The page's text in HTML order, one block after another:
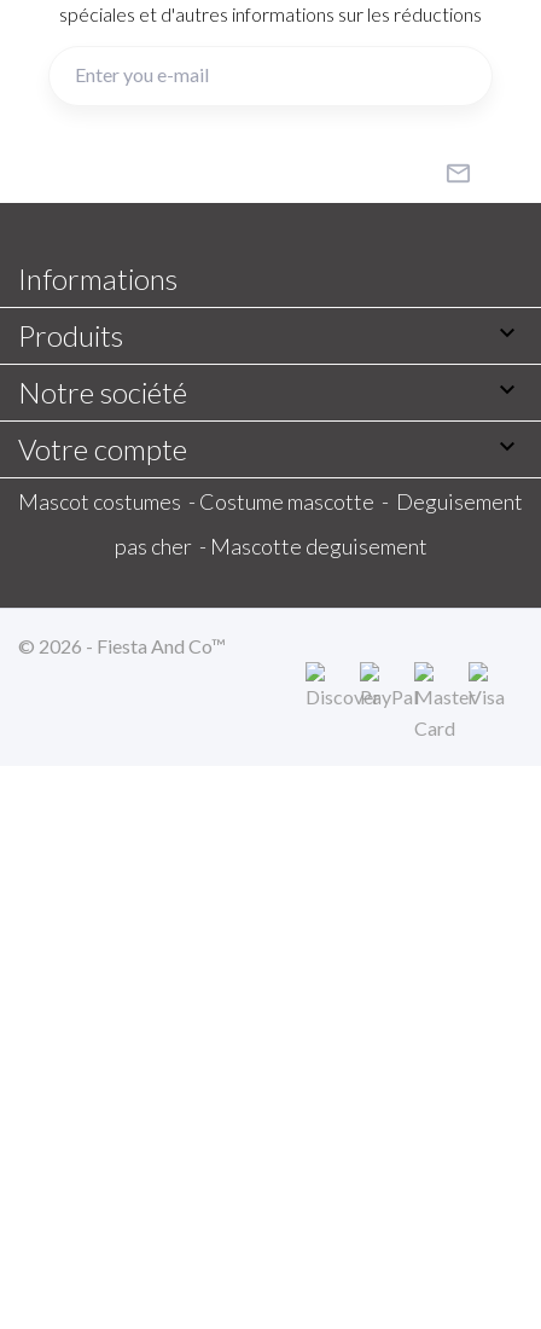
spéciales et d'autres informations sur les réductions

Informations
Produits

Notre société 
Votre compte 
Mascot costumes - Costume mascotte - Deguisement
pas cher - Mascotte deguisement
© 2026 - Fiesta And Co™